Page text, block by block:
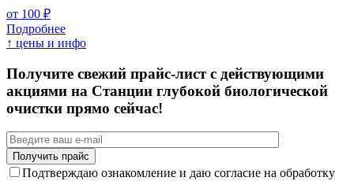
от 100 ₽
Подробнее
↑ цены и инфо
Получите свежий прайс-лист с действующими
акциями на Станции глубокой биологической
очистки прямо сейчас!
Подтверждаю ознакомление и даю согласие на обработку